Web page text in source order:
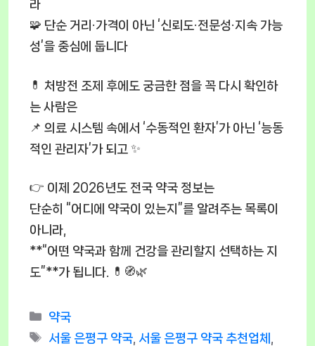
라
🧩 단순 거리·가격이 아닌 ‘신뢰도·전문성·지속 가능
성’을 중심에 둡니다
💊 처방전 조제 후에도 궁금한 점을 꼭 다시 확인하
는 사람은
📌 의료 시스템 속에서 ‘수동적인 환자’가 아닌 ‘능동
적인 관리자’가 되고 ✨
👉 이제 2026년도 전국 약국 정보는
단순히 “어디에 약국이 있는지”를 알려주는 목록이
아니라,
**“어떤 약국과 함께 건강을 관리할지 선택하는 지
도”**가 됩니다. 💊🧭🌿
Categories
약국
Tags
서울 은평구 약국 서울 은평구 약국 추천업체